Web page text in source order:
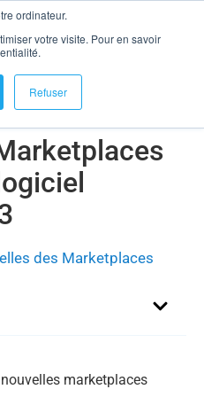
ordinateur.
votre visite. Pour en savoir
Refuser
par le logiciel sellermania V3
des Marketplaces
marketplaces